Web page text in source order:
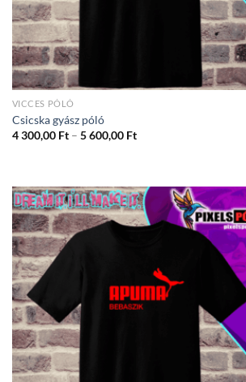
VICCES PÓLÓ
Csicska gyász póló
4 300,00 Ft – 5 600,00 FtÁrtartomány:
600,00 Ft